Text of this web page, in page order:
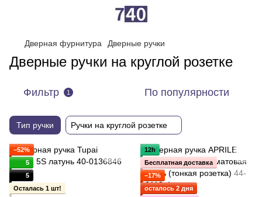
Дверная фурнитура Дверные ручки
Дверные ручки на круглой розетке
Фильтр 1 По популярности
Тип ручки Ручки на круглой розетке
−52%
5
5
Осталась 1 шт!
12h
Бесплатная доставка
−17%
осталось 2 дня